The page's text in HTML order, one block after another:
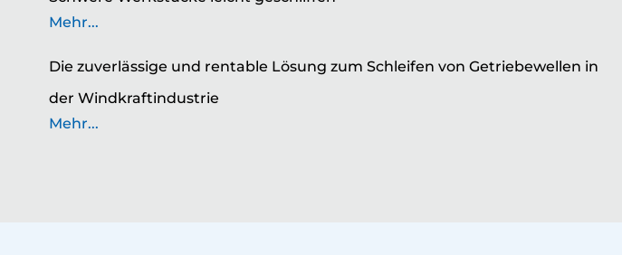
Mehr...
Die zuverlässige und rentable Lösung zum Schleifen von Getriebewellen in
der Windkraftindustrie
Mehr...